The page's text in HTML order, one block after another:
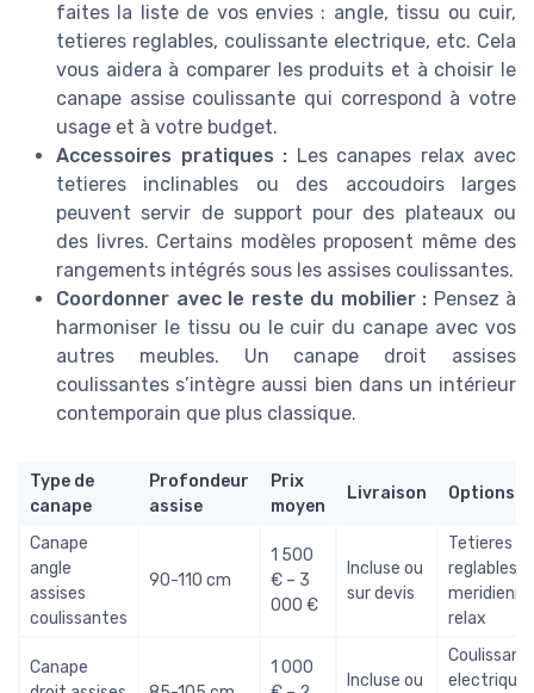
faites la liste de vos envies : angle, tissu ou cuir,
tetieres reglables, coulissante electrique, etc. Cela
vous aidera à comparer les produits et à choisir le
canape assise coulissante qui correspond à votre
usage et à votre budget.
Accessoires pratiques : Les canapes relax avec
tetieres inclinables ou des accoudoirs larges
peuvent servir de support pour des plateaux ou
des livres. Certains modèles proposent même des
rangements intégrés sous les assises coulissantes.
Coordonner avec le reste du mobilier : Pensez à
harmoniser le tissu ou le cuir du canape avec vos
autres meubles. Un canape droit assises
coulissantes s’intègre aussi bien dans un intérieur
contemporain que plus classique.
Type de
canape
Profondeur
assise
Prix
moyen
Livraison Options
Canape
angle
assises
coulissantes
90-110 cm
1 500
€ – 3
000 €
Incluse ou
sur devis
Tetieres
reglables,
relax
Canape
1 000
Incluse ou
electrique,